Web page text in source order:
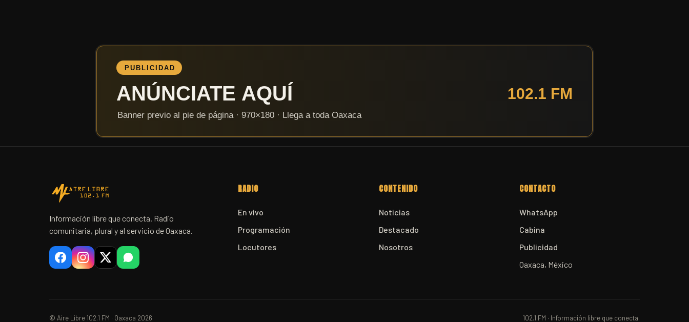
Información libre que conecta. Radio
comunitaria, plural y al servicio de Oaxaca.
RADIO
En vivo
Programación
Locutores
CONTENIDO
Noticias
Destacado
Nosotros
CONTACTO
WhatsApp
Cabina
Publicidad
Oaxaca, México
© Aire Libre 102.1 FM · Oaxaca 2026 102.1 FM · Información libre que conecta.